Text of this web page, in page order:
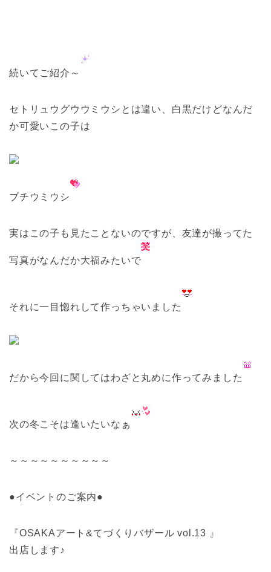
続いてご紹介～
セトリュウグウウミウシとは違い、白黒だけどなんだ
か可愛いこの子は
ブチウミウシ
実はこの子も見たことないのですが、友達が撮ってた
写真がなんだか大福みたいで
それに一目惚れして作っちゃいました
だから今回に関してはわざと丸めに作ってみました
次の冬こそは逢いたいなぁ
～～～～～～～～～～
●イベントのご案内●
『OSAKAアート&てづくりバザール vol.13 』
出店します♪